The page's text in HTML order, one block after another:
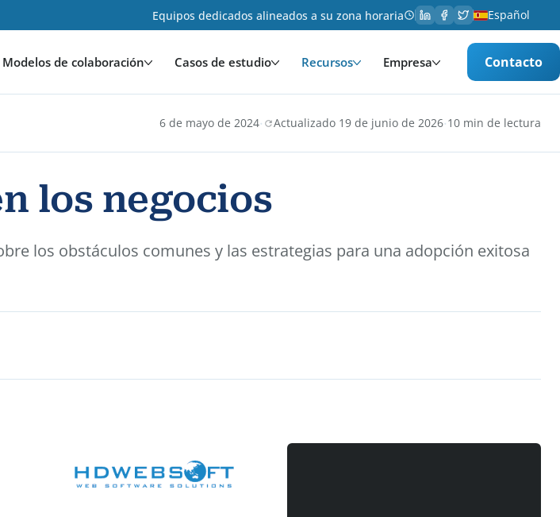
Equipos dedicados alineados a su zona horaria Español
Modelos de colaboración Casos de estudio Recursos Empresa Contacto
6 de mayo de 2024· Actualizado 19 de junio de 2026·10 min de lectura
los negocios
los obstáculos comunes y las estrategias para una adopción exitosa